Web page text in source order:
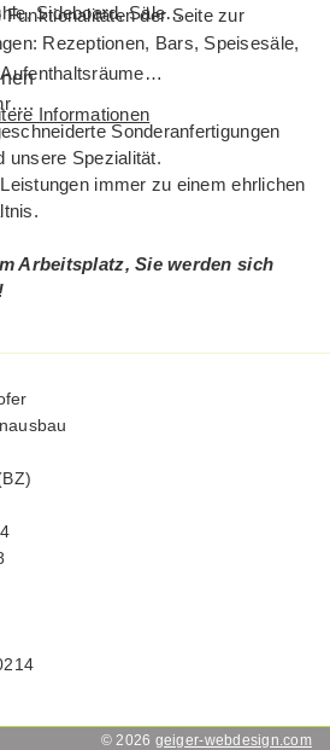
Sideboard, Säle…
Rezeptionen, Bars, Speisesäle,
Sonderanfertigungen
unsere Spezialität.
immer zu einem ehrlichen
Arbeitsplatz, Sie werden sich
© 2026 geiger-webdesign.com
der Seite zur
Informationen